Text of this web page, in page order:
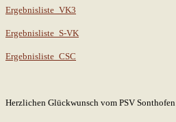
Ergebnisliste_VK3
Ergebnisliste_S-VK
Ergebnisliste_CSC
Herzlichen Glückwunsch vom PSV Sonthofen